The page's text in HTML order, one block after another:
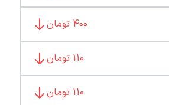
400 تومان
110 تومان
110 تومان